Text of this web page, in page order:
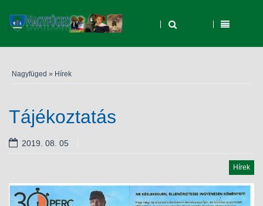
Nagyfüged » Hírek
Tájékoztatás
2019. 08. 05
Hírek